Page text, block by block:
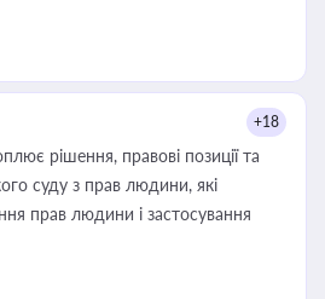
+18
рішення, правові позиції та
суду з прав людини, які
прав людини і застосування